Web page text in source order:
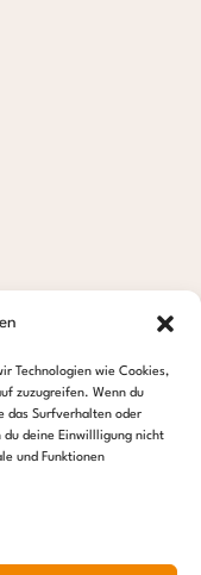
Technologien wie Cookies,
zuzugreifen. Wenn du
das Surfverhalten oder
deine Einwillligung nicht
und Funktionen